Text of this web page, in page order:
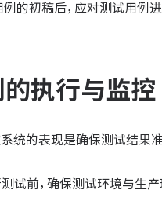
的初稿后，应对测试用例
执行与监控
统的表现是确保测试结果准
试前，确保测试环境与生